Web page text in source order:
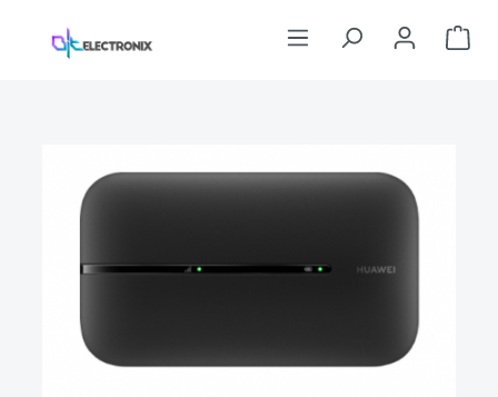
Zum Hauptinhalt springen